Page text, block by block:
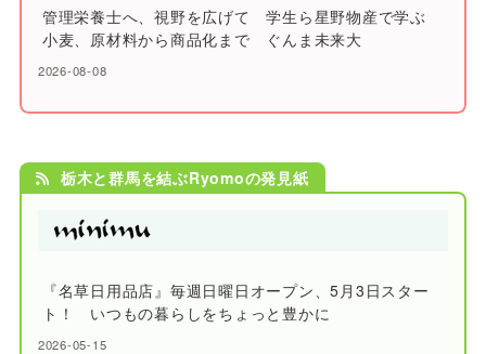
管理栄養士へ、視野を広げて 学生ら星野物産で学ぶ
小麦、原材料から商品化まで ぐんま未来大
2026-08-08
栃木と群馬を結ぶRyomoの発見紙
『名草日用品店』毎週日曜日オープン、5月3日スター
ト！ いつもの暮らしをちょっと豊かに
2026-05-15